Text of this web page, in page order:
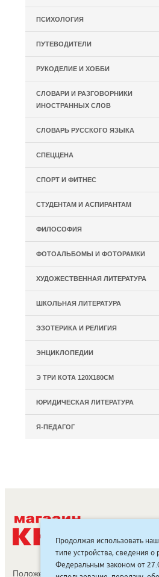
ПСИХОЛОГИЯ
ПУТЕВОДИТЕЛИ
РУКОДЕЛИЕ И ХОББИ
СЛОВАРИ И РАЗГОВОРНИКИ
ИНОСТРАННЫХ СЛОВ
СЛОВАРЬ РУССКОГО ЯЗЫКА
СПЕЦЦЕНА
СПОРТ И ФИТНЕС
СТУДЕНТАМ И АСПИРАНТАМ
ФИЛОСОФИЯ
ФОТОАЛЬБОМЫ И ФОТОРАМКИ
ХУДОЖЕСТВЕННАЯ ЛИТЕРАТУРА
ШКОЛЬНАЯ ЛИТЕРАТУРА
ЭЗОТЕРИКА И РЕЛИГИЯ
ЭНЦИКЛОПЕДИИ
Э ТРИ КОТА 120Х180СМ
ЮРИДИЧЕСКАЯ ЛИТЕРАТУРА
Я-ПЕДАГОГ
Положение об обработке и защите
Продолжая использовать
типе устройства, сведения
Федеральным законом от